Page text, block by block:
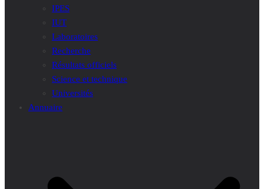
IPES
IUT
Laboratoires
Recherche
Résultats officiels
Science et technique
Universités
Annuaire